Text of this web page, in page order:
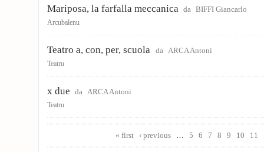
Mariposa, la farfalla meccanica da BIFFI Giancarlo
Arcubalenu
Teatro a, con, per, scuola da ARCA Antoni
Teatru
x due da ARCA Antoni
Teatru
« first
‹ previous … 5 6 7 8 9 10 11